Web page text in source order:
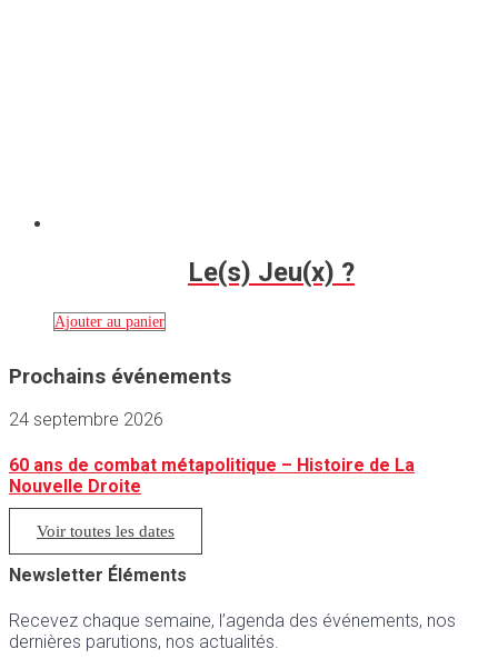
Le(s) Jeu(x) ?
Ajouter au panier
Prochains événements
24 septembre 2026
60 ans de combat métapolitique – Histoire de La
Nouvelle Droite
Voir toutes les dates
Newsletter Éléments
Recevez chaque semaine, l’agenda des événements, nos
dernières parutions, nos actualités.